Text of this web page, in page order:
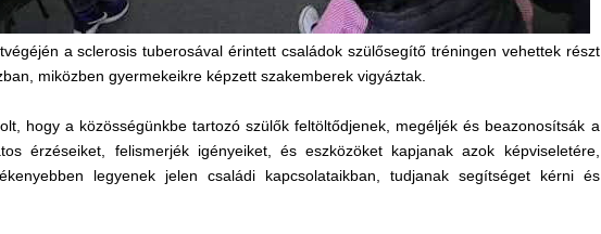
a sclerosis tuberosával érintett családok szülősegítő tréningen vehettek részt
miközben gyermekeikre képzett szakemberek vigyáztak.
hogy a közösségünkbe tartozó szülők feltöltődjenek, megéljék és beazonosítsák a
érzéseiket, felismerjék igényeiket, és eszközöket kapjanak azok képviseletére,
legyenek jelen családi kapcsolataikban, tudjanak segítséget kérni és